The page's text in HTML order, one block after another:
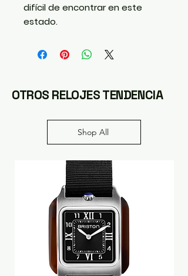
difícil de encontrar en este
estado.
OTROS RELOJES TENDENCIA
Shop All